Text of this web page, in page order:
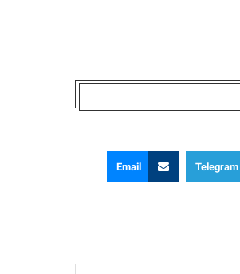
Telegram
Email